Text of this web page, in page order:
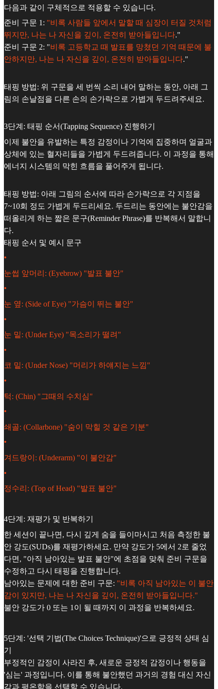
다음과 같이 구체적으로 적용할 수 있습니다.
준비 구문 1: "비록 사람들 앞에서 말할 때 심장이 터질 것처럼
뛰지만, 나는 나 자신을 깊이, 온전히 받아들입니다."
준비 구문 2: "비록 고등학교 때 발표를 망쳤던 기억 때문에 불
안하지만, 나는 나 자신을 깊이, 온전히 받아들입니다."
태핑 방법: 위 구문을 세 번씩 소리 내어 말하는 동안, 아래 그
림의 손날점을 다른 손의 손가락으로 가볍게 두드려주세요.
3단계: 태핑 순서(Tapping Sequence) 진행하기
이제 불안을 유발하는 특정 감정이나 기억에 집중하며 얼굴과
상체에 있는 혈자리들을 가볍게 두드려줍니다. 이 과정을 통해
에너지 시스템의 막힌 흐름을 풀어주게 됩니다.
태핑 방법: 아래 그림의 순서에 따라 손가락으로 각 지점을
7~10회 정도 가볍게 두드리세요. 두드리는 동안에는 불안감을
떠올리게 하는 짧은 문구(Reminder Phrase)를 반복해서 말합니
다.
태핑 순서 및 예시 문구
•
눈썹 앞머리: (Eyebrow) "발표 불안"
•
눈 옆: (Side of Eye) "가슴이 뛰는 불안"
•
눈 밑: (Under Eye) "목소리가 떨려"
•
코 밑: (Under Nose) "머리가 하얘지는 느낌"
•
턱: (Chin) "그때의 수치심"
•
쇄골: (Collarbone) "숨이 막힐 것 같은 기분"
•
겨드랑이: (Underarm) "이 불안감"
•
정수리: (Top of Head) "발표 불안"
4단계: 재평가 및 반복하기
한 세션이 끝나면, 다시 깊게 숨을 들이마시고 처음 측정한 불
안 강도(SUDs)를 재평가하세요. 만약 강도가 5에서 2로 줄었
다면, "아직 남아있는 발표 불안"에 초점을 맞춰 준비 구문을
수정하고 다시 태핑을 진행합니다.
남아있는 문제에 대한 준비 구문: "비록 아직 남아있는 이 불안
감이 있지만, 나는 나 자신을 깊이, 온전히 받아들입니다."
불안 강도가 0 또는 1이 될 때까지 이 과정을 반복하세요.
5단계: '선택 기법(The Choices Technique)'으로 긍정적 상태 심
기
부정적인 감정이 사라진 후, 새로운 긍정적 감정이나 행동을
'심는' 과정입니다. 이를 통해 불안했던 과거의 경험 대신 자신
감과 평온함을 선택할 수 있습니다.